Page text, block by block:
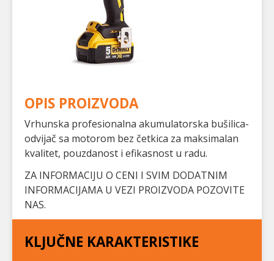
OPIS PROIZVODA
Vrhunska profesionalna akumulatorska bušilica-
odvijač sa motorom bez četkica za maksimalan
kvalitet, pouzdanost i efikasnost u radu.
ZA INFORMACIJU O CENI I SVIM DODATNIM
INFORMACIJAMA U VEZI PROIZVODA POZOVITE
NAS.
KLJUČNE KARAKTERISTIKE